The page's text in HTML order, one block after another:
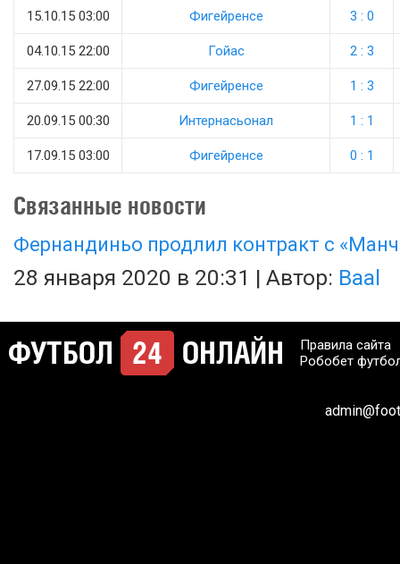
15.10.15 03:00 Фигейренсе 3 : 0
04.10.15 22:00 Гойас 2 : 3
27.09.15 22:00 Фигейренсе 1 : 3
20.09.15 00:30 Интернасьонал 1 : 1
17.09.15 03:00 Фигейренсе 0 : 1
Связанные новости
Фернандиньо продлил контракт с
28 января 2020 в 20:31 | Автор: Baal
Правила сайта
Робобет